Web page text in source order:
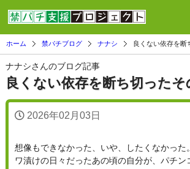
ホーム 禁パチブログ ナナシ 良くない依存を断
ナナシさんのブログ記事
良くない依存を断ち切ったそ
2026年02月03日
想像もできなかった、いや、したくなかった
ワ漬けの日々だったあの頃の自分が、パチン